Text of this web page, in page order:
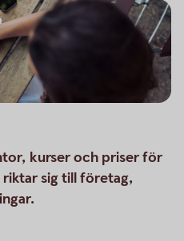
kurser och priser för
sig till företag,